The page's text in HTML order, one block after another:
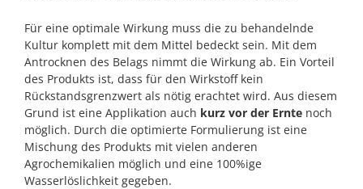
Für eine optimale Wirkung muss die zu behandelnde
Kultur komplett mit dem Mittel bedeckt sein. Mit dem
Antrocknen des Belags nimmt die Wirkung ab. Ein Vorteil
des Produkts ist, dass für den Wirkstoff kein
Rückstandsgrenzwert als nötig erachtet wird. Aus diesem
Grund ist eine Applikation auch kurz vor der Erntenoch
möglich. Durch die optimierte Formulierung ist eine
Mischung des Produkts mit vielen anderen
Agrochemikalien möglich und eine 100%ige
Wasserlöslichkeit gegeben.